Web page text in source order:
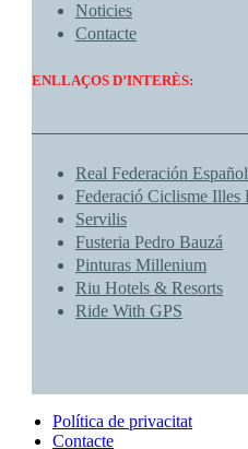
Noticies
Contacte
ENLLAÇOS D’INTERÈS:
Real Federación
Federació Ciclisme Illes
Servilis
Fusteria Pedro Bauzá
Pinturas Millenium
Riu Hotels & Resorts
Ride With GPS
Política de privacitat
Contacte